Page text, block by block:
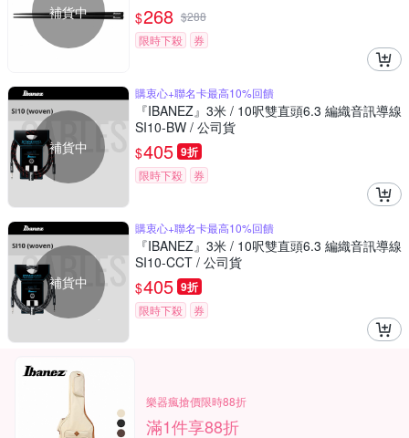
補貨中 $268 $288
限時下殺
券
補貨中
購衷心+聯名卡最高10%回饋
『IBANEZ』3米 / 10呎雙直頭6.3 編織音訊導線
SI10-BW / 公司貨
$405 9折
限時下殺 券
補貨中
購衷心+聯名卡最高10%回饋
『IBANEZ』3米 / 10呎雙直頭6.3 編織音訊導線
SI10-CCT / 公司貨
$405 9折
限時下殺 券
樂器瘋搶價限時88折
滿1件享88折